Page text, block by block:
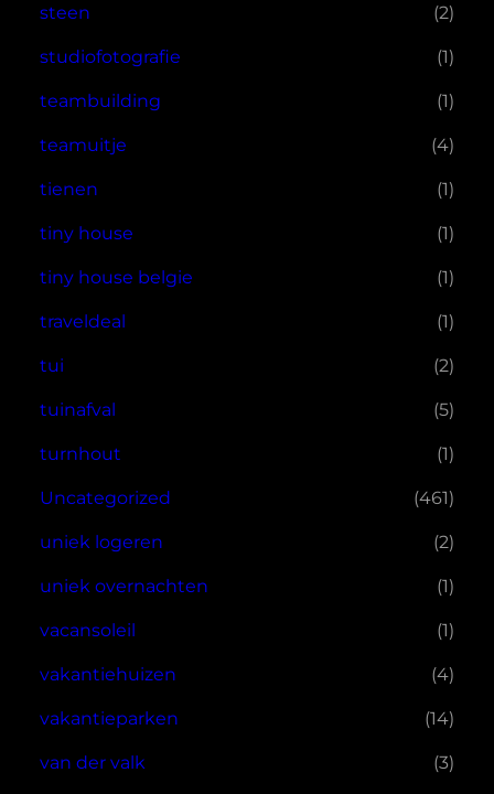
steen (2)
studiofotografie (1)
teambuilding (1)
teamuitje (4)
tienen (1)
tiny house (1)
tiny house belgie (1)
traveldeal (1)
tui (2)
tuinafval (5)
turnhout (1)
Uncategorized (461)
uniek logeren (2)
uniek overnachten (1)
vacansoleil (1)
vakantiehuizen (4)
vakantieparken (14)
van der valk (3)